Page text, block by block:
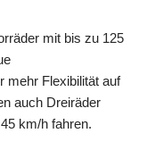
mit bis zu 125
mehr Flexibilität auf
auch Dreiräder
km/h fahren.